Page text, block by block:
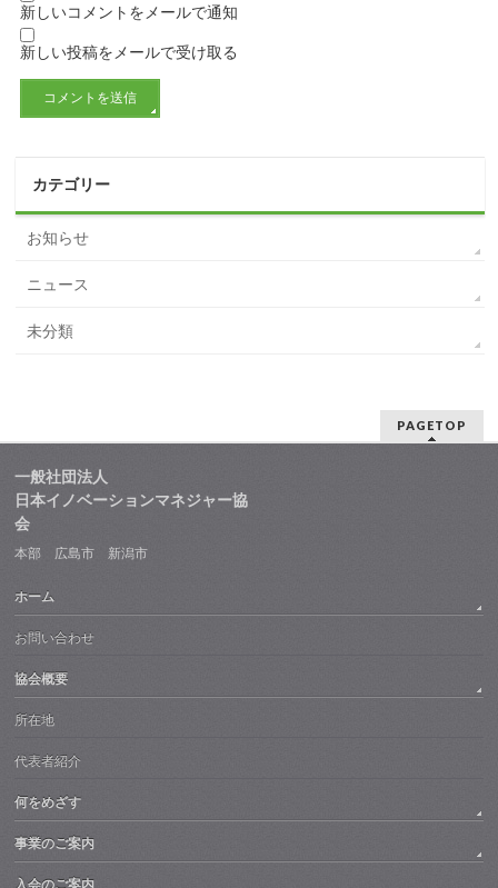
新しいコメントをメールで通知
新しい投稿をメールで受け取る
カテゴリー
お知らせ
ニュース
未分類
PAGETOP
一般社団法人
日本イノベーションマネジャー協
会
本部 広島市 新潟市
ホーム
お問い合わせ
協会概要
所在地
代表者紹介
何をめざす
事業のご案内
入会のご案内